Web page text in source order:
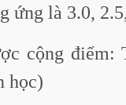
ứng là 3.0,
cộng điểm:
học)